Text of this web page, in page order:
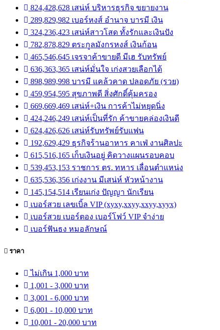
824,428,628 เสน่ห์ บริหารธุรกิจ ขยายงาน
289,829,982 เบอร์หงส์ อำนาจ บารมี เงิน
324,236,423 เสน่ห์สาวโสด ทั้งรักและเงินปัง
782,878,829 ตระกูลมังกรหงส์ เงินก้อน
465,546,645 เจรจาค้าขายดี มีเฮ รับทรัพย์
636,363,365 เสน่ห์มั่นใจ เก่งสวยเลือกได้
898,989,998 บารมี แคล้วคาด ปลอดภัย (รวย)
459,954,595 สุขภาพดี สิ่งศักดิ์คุ้มครอง
669,669,469 เสน่ห์+เงิน การค้าไม่หยุดนิ่ง
424,246,249 เสน่ห์เป็นที่รัก ค้าขายคล่องเงินดี
624,426,626 เสน่ห์รับทรัพย์รับแฟน
192,629,429 ธุรกิจร้านอาหาร คาเฟ่ งานศิลปะ
615,516,165 เก็บเงินอยู่ คิดวางแผนรอบคอบ
539,453,153 ราชการ ตร. ทหาร เลื่อนตำแหน่ง
635,536,356 เก่งงาน มีเสน่ห์ หัวหน้างาน
145,154,514 เรียนเก่ง ปัญญา นักเรียน
เบอร์สวย เลขเบิ้ล VIP (xyxy,xxyy,xxyy,xyyx)
เบอร์สวย เบอร์ตอง เบอร์โฟว์ VIP จำง่าย
เบอร์ฟันธง หมอลักษณ์
ราคา
ไม่เกิน 1,000 บาท
1,001 - 3,000 บาท
3,001 - 6,000 บาท
6,001 - 10,000 บาท
10,001 - 20,000 บาท